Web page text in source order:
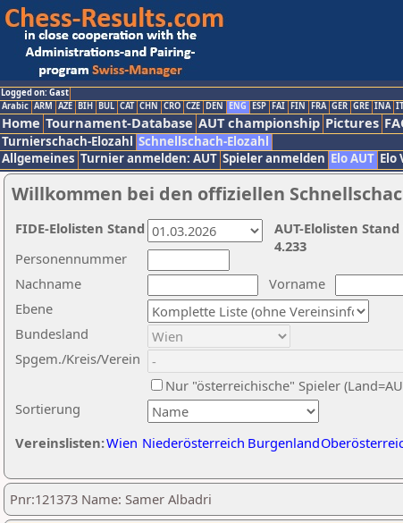
Logged on: Gast
Arabic ARM AZE BIH BUL CAT CHN CRO CZE DEN ENG ESP FAI FIN FRA GER GRE INA
Home Tournament-Database AUT championship Pictures
Turnierschach-Elozahl Schnellschach-Elozahl
Allgemeines Turnier anmelden: AUT Spieler anmelden Elo AUT Elo
Willkommen bei den offiziellen
Nachname
Vorname
Ebene
Sortierung
Personennummer
Bundesland
Spgem./Kreis/Verein
Nur "österreichische" Spieler
Vereinslisten:Wien Niederösterreich Burgenland
AUT-Elolisten
4.233
FIDE-Elolisten Stand
Pnr:121373 Name: Samer Albadri